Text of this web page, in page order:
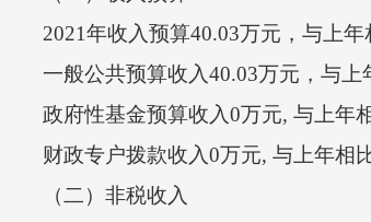
2021年收入预算40.03万元，与上年
一般公共预算收入40.03万元，与上
政府性基金预算收入0万元, 与上年相
财政专户拨款收入0万元, 与上年相比
（二）非税收入